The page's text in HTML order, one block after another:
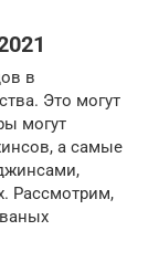
в
Это могут
могут
а самые
Рассмотрим,